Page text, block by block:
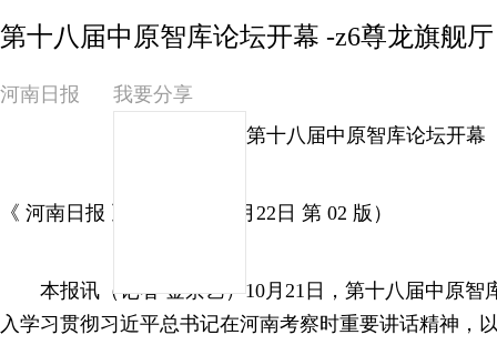
第十八届中原智库论坛开幕 -z6尊龙旗舰厅
河南日报
我要分享
第十八届中原智库论坛开幕
《 河南日报 》（ 2025年10月22日 第 02 版）
本报讯（记者 金京艺）10月21日，第十八届中原智
入学习贯彻习近平总书记在河南考察时重要讲话精神，